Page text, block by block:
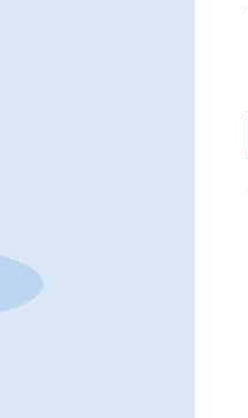
fotohållaren i trä.
att ställa var som helst!